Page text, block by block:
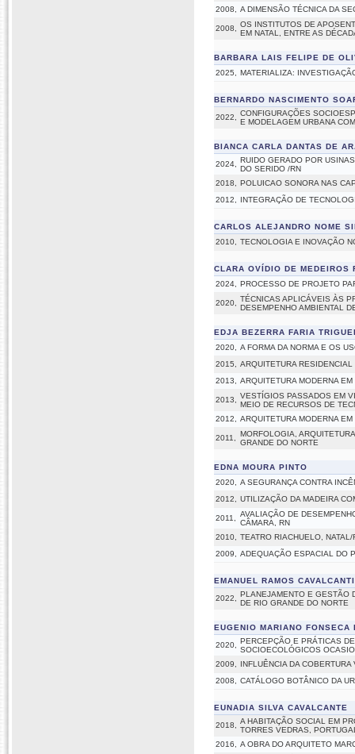
2008,
A DIMENSÃO TÉCNICA DA
2008,
OS INSTITUTOS DE
EM NATAL, ENTRE AS
BARBARA LAIS FELIPE DE
2025,
MATERIALIZA:
BERNARDO NASCIMENTO
2022,
CONFIGURAÇÕES
E MODELAGEM URBANA
BIANCA CARLA DANTAS DE
2024,
RUIDO GERADO POR
DO SERIDO /RN
2018,
POLUICAO SONORA NAS
2012,
INTEGRAÇÃO DE
CARLOS ALEJANDRO NOME
2010,
TECNOLOGIA E INOVAÇÃO
CLARA OVÍDIO DE MEDEIROS
2024,
PROCESSO DE PROJETO
2020,
TÉCNICAS APLICÁVEIS ÀS
DESEMPENHO AMBIENTAL
EDJA BEZERRA FARIA
2020,
A FORMA DA NORMA E OS
2015,
ARQUITETURA
2013,
ARQUITETURA MODERNA
2013,
VESTÍGIOS PASSADOS EM
MEIO DE RECURSOS DE
2012,
ARQUITETURA MODERNA
2011,
MORFOLOGIA,
GRANDE DO NORTE
EDNA MOURA PINTO
2020,
A SEGURANÇA CONTRA
2012,
UTILIZAÇÃO DA MADEIRA
2011,
AVALIAÇÃO DE
CÂMARA, RN
2010,
TEATRO RIACHUELO,
2009,
ADEQUAÇÃO ESPACIAL DO
EMANUEL RAMOS CAVALCANTI
2022,
PLANEJAMENTO E GESTÃO
DE RIO GRANDE DO NORTE
EUGENIO MARIANO FONSECA
2020,
PERCEPÇÃO E PRÁTICAS
SOCIOECOLÓGICOS
2009,
INFLUÊNCIA DA
2008,
CATÁLOGO BOTÂNICO DA
EUNADIA SILVA CAVALCANTE
2018,
A HABITAÇÃO SOCIAL EM
TORRES VEDRAS,
2016,
A OBRA DO ARQUITETO